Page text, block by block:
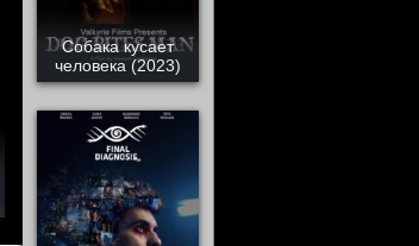
Собака кусает
человека (2023)